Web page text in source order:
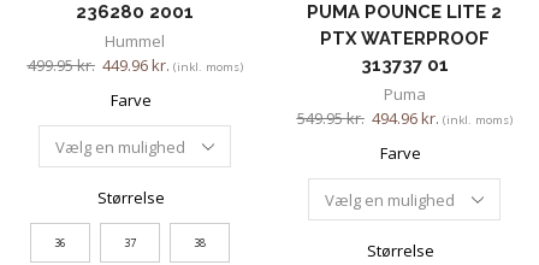
236280 2001
Hummel
499.95kr. 449.96kr. (inkl. moms)
Farve
Størrelse
36 37 38
PUMA POUNCE LITE 2
PTX WATERPROOF
313737 01
Puma
549.95kr. 494.96kr. (inkl. moms)
Farve
Størrelse